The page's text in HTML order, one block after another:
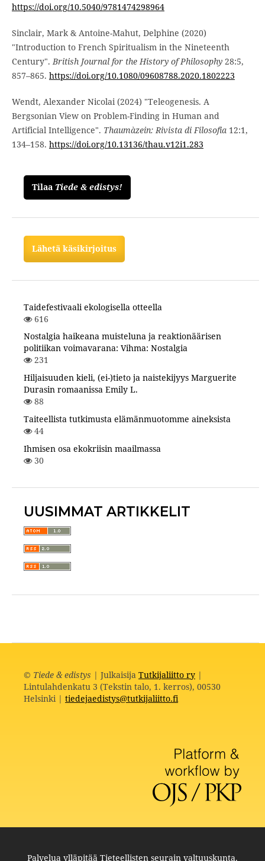
https://doi.org/10.5040/9781474298964
Sinclair, Mark & Antoine-Mahut, Delphine (2020)
"Introduction to French Spiritualism in the Nineteenth
Century".British Journal for the History of Philosophy28:5,
857–865. https://doi.org/10.1080/09608788.2020.1802223
Wendt, Alexander Nicolai (2024) "Teleogenesis. A
Bergsonian View on Problem-Finding in Human and
Artificial Intelligence". Thaumàzein: Rivista di Filosofia12:1,
134–158. https://doi.org/10.13136/thau.v12i1.283
Tilaa Tiede & edistys!
Lähetä käsikirjoitus
Taidefestivaali ekologisella otteella
616
Nostalgia haikeana muisteluna ja reaktionäärisen
politiikan voimavarana: Vihma: Nostalgia
231
Hiljaisuuden kieli, (ei-)tieto ja naistekijyys Marguerite
Durasin romaanissa Emily L.
88
Taiteellista tutkimusta elämänmuotomme aineksista
44
Ihmisen osa ekokriisin maailmassa
30
UUSIMMAT ARTIKKELIT
© Tiede & edistys | Julkaisija Tutkijaliitto ry|
Lintulahdenkatu 3 (Tekstin talo, 1. kerros), 00530
Helsinki | tiedejaedistys@tutkijaliitto.fi
Palvelua ylläpitää Tieteellisten seurain valtuuskunta.